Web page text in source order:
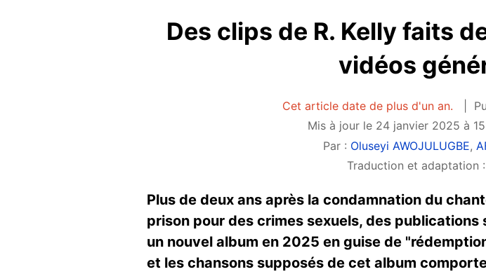
Des clips de R. Kelly faits
vidéos
Cet article date de plus d'un an.
Mis à jour le 24 janvier 2025 à
Par : Oluseyi AWOJULUGBE,
Traduction et adaptation :
Plus de deux ans après la condamnation du
prison pour des crimes sexuels, des
un nouvel album en 2025 en guise de
et les chansons supposés de cet album